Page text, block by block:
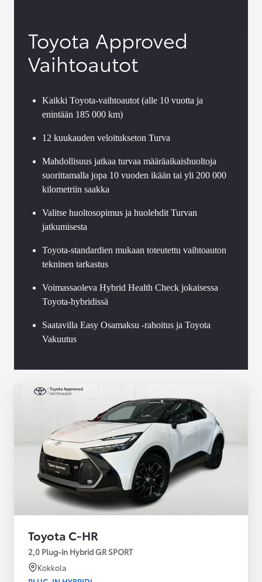
Toyota Approved
Vaihtoautot
Kaikki Toyota-vaihtoautot (alle 10 vuotta ja
enintään 185 000 km)
12 kuukauden veloitukseton Turva
Mahdollisuus jatkaa turvaa määräaikaishuoltoja
suorittamalla jopa 10 vuoden ikään tai yli 200 000
kilometriin saakka
Valitse huoltosopimus ja huolehdit Turvan
jatkumisesta
Toyota-standardien mukaan toteutettu vaihtoauton
tekninen tarkastus
Voimassaoleva Hybrid Health Check jokaisessa
Toyota-hybridissä
Saatavilla Easy Osamaksu -rahoitus ja Toyota
Vakuutus
Toyota C-HR
2,0 Plug-in Hybrid GR SPORT
Kokkola